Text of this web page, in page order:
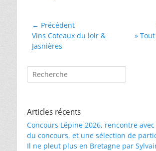
Navigation
de
l’article
← Précédent
Article
précédent :
Vins Coteaux du loir &
Jasnières
»
Rechercher :
Articles récents
Concours Lépine 2026, rencontre
du concours, et une sélection de
Il ne pleut plus en Bretagne par